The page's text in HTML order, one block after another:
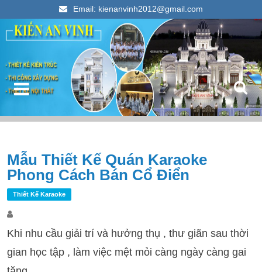
Email: kienanvinh2012@gmail.com
Kiến An Vinh
Thiết kế xây dựng nhà ống đẹp 2023
Mẫu Thiết Kế Quán Karaoke
Phong Cách Bán Cổ Điển
Thiết Kế Karaoke
Khi nhu cầu giải trí và hưởng thụ , thư giãn sau thời
gian học tập , làm việc mệt mỏi càng ngày càng gai
Điều hướng bài viết